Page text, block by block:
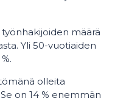
määrä
Yli 50-vuotiaiden
olleita
on 14 % enemmän